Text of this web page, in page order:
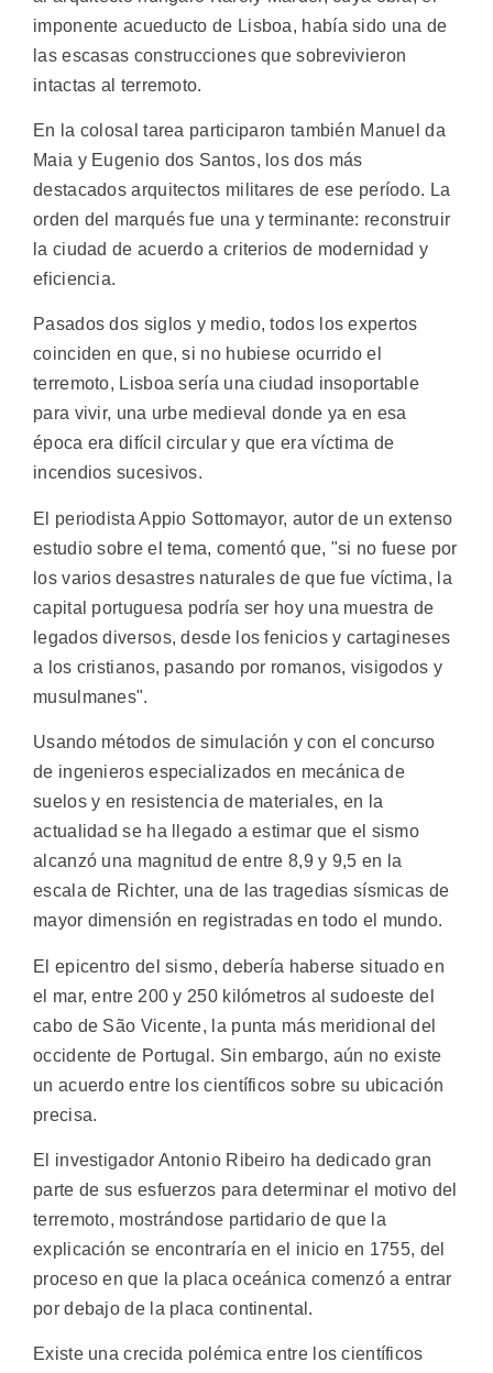
imponente acueducto de Lisboa, había sido una de
las escasas construcciones que sobrevivieron
intactas al terremoto.
En la colosal tarea participaron también Manuel da
Maia y Eugenio dos Santos, los dos más
destacados arquitectos militares de ese período. La
orden del marqués fue una y terminante: reconstruir
la ciudad de acuerdo a criterios de modernidad y
eficiencia.
Pasados dos siglos y medio, todos los expertos
coinciden en que, si no hubiese ocurrido el
terremoto, Lisboa sería una ciudad insoportable
para vivir, una urbe medieval donde ya en esa
época era difícil circular y que era víctima de
incendios sucesivos.
El periodista Appio Sottomayor, autor de un extenso
estudio sobre el tema, comentó que, "si no fuese por
los varios desastres naturales de que fue víctima, la
capital portuguesa podría ser hoy una muestra de
legados diversos, desde los fenicios y cartagineses
a los cristianos, pasando por romanos, visigodos y
musulmanes".
Usando métodos de simulación y con el concurso
de ingenieros especializados en mecánica de
suelos y en resistencia de materiales, en la
actualidad se ha llegado a estimar que el sismo
alcanzó una magnitud de entre 8,9 y 9,5 en la
escala de Richter, una de las tragedias sísmicas de
mayor dimensión en registradas en todo el mundo.
El epicentro del sismo, debería haberse situado en
el mar, entre 200 y 250 kilómetros al sudoeste del
cabo de São Vicente, la punta más meridional del
occidente de Portugal. Sin embargo, aún no existe
un acuerdo entre los científicos sobre su ubicación
precisa.
El investigador Antonio Ribeiro ha dedicado gran
parte de sus esfuerzos para determinar el motivo del
terremoto, mostrándose partidario de que la
explicación se encontraría en el inicio en 1755, del
proceso en que la placa oceánica comenzó a entrar
por debajo de la placa continental.
Existe una crecida polémica entre los científicos